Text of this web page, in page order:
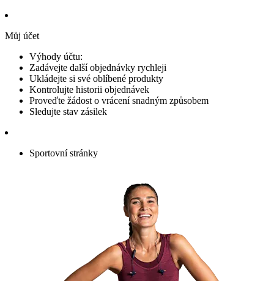
Můj účet
Výhody účtu:
Zadávejte další objednávky rychleji
Ukládejte si své oblíbené produkty
Kontrolujte historii objednávek
Proveďte žádost o vrácení snadným způsobem
Sledujte stav zásilek
Sportovní stránky